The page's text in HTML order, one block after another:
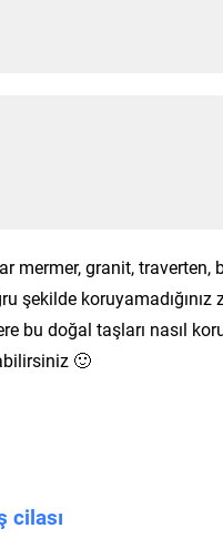
mermer, granit, traverten,
şekilde
bu doğal taşları nasıl
🙂
cilası